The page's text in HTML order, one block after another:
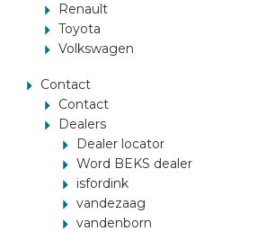
Renault
Toyota
Volkswagen
Contact
Contact
Dealers
Dealer locator
Word BEKS dealer
isfordink
vandezaag
vandenborn